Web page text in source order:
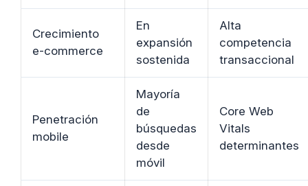
Crecimiento
e-commerce
En
expansión
sostenida
Alta
competencia
transaccional
Penetración
mobile
Mayoría
de
búsquedas
desde
móvil
Core Web
Vitals
determinantes